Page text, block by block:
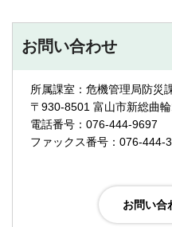
お問い合わせ
所属課室：危機管理局防災
〒930-8501 富山市新総曲
電話番号：076-444-9697
ファックス番号：076-444-